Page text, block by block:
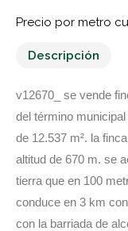
Precio por metro
Descripción
v12670_ se vende
del término
de 12.537 m². la
altitud de 670 m. se
tierra que en 100
conduce en 3 km
con la barriada de